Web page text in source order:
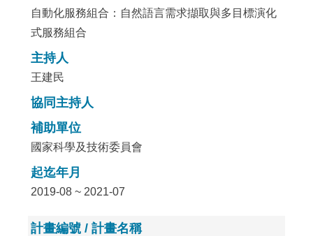
自動化服務組合：自然語言需求擷取與多目標演化
式服務組合
主持人
王建民
協同主持人
補助單位
國家科學及技術委員會
起迄年月
2019-08 ~ 2021-07
計畫編號 / 計畫名稱